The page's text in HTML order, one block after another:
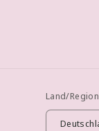
Land/Region